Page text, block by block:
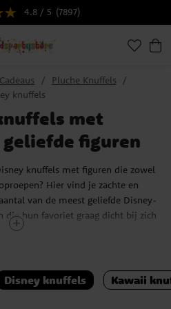
4.8 / 5 (7897)
Pluche Knuffels
knuffels
met
figuren
knuffels met figuren die zowel
Hier vind je zachte en
van de meest geliefde Disney-
die hun favoriet graag dicht bij zich
warme herinneringen hebben aan
alles, van tijdloze favorieten zoals
Simba uit De Leeuwenkoning tot
Disney knuffels Kawaii